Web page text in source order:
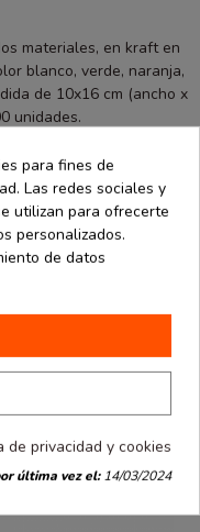
materiales, en kraft en
blanco, verde, naranja,
de 10x16 cm (ancho x
unidades.
producto
para fines de
Las redes sociales y
utilizan para ofrecerte
personalizados.
de datos
de privacidad y cookies
última vez el:14/03/2024